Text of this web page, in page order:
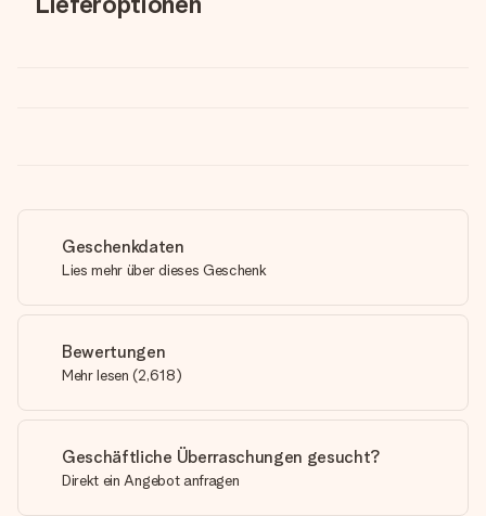
Geschenkdaten
Lies mehr über dieses Geschenk
Bewertungen
Mehr lesen (2,618)
Geschäftliche Überraschungen gesucht?
Direkt ein Angebot anfragen